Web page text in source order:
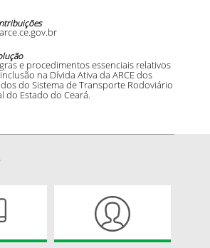
e procedimentos essenciais relativos
na Dívida Ativa da ARCE dos
do Sistema de Transporte Rodoviário
do Estado do Ceará.